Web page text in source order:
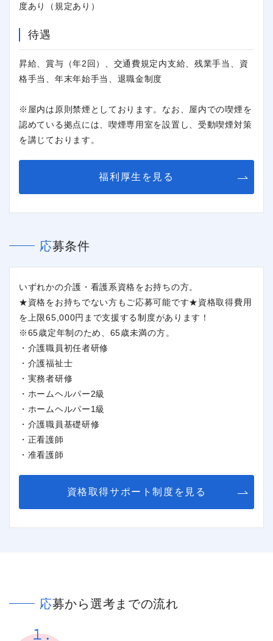
閉じる
度あり（規定あり）
待遇
昇給、賞与（年2回）、交通費規定内支給、残業手当、資
格手当、年末年始手当、退職金制度
※屋内は原則禁煙としております。なお、屋内での喫煙を
認めている拠点には、喫煙専用室を設置し、受動喫煙対策
を講じております。
福利厚生を見る
応募条件
いずれかの介護・看護系資格をお持ちの方。
★資格をお持ちでない方もご応募可能です★資格取得費用
を上限65,000円まで支援する制度があります！
※65歳定年制のため、65歳未満の方。
・介護職員初任者研修
・介護福祉士
・実務者研修
・ホームヘルパー2級
・ホームヘルパー1級
・介護職員基礎研修
・正看護師
・准看護師
資格取得サポート制度を見る
応募から選考までの流れ